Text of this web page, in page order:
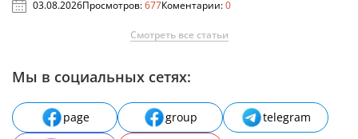
03.08.2026Просмотров:677Коментарии:0
Смотреть все статьи
Мы в социальных сетях:
page group
telegram